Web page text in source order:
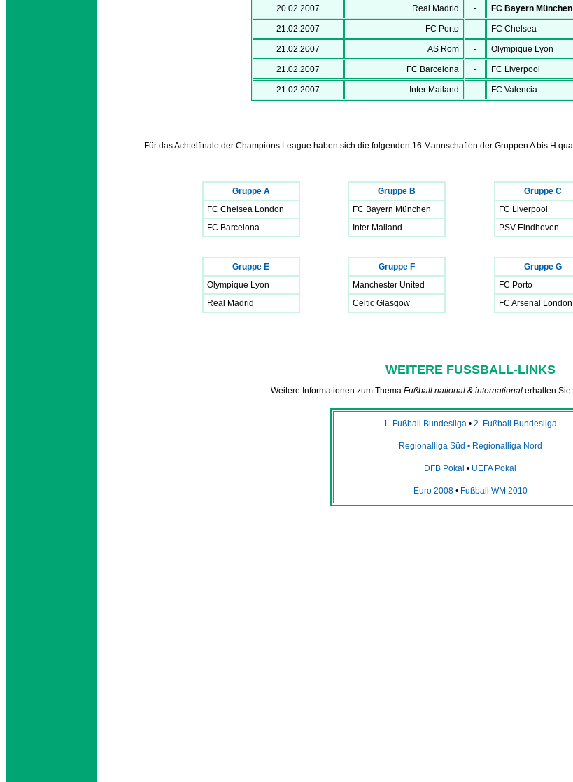
20.02.2007 Real Madrid - FC Bayern München
21.02.2007 FC Porto - FC Chelsea
21.02.2007 AS Rom - Olympique Lyon
21.02.2007 FC Barcelona - FC Liverpool
21.02.2007 Inter Mailand - FC Valencia
Für das Achtelfinale der Champions League haben sich die folgenden 16 Mannschaften der Gruppen A bis H
Gruppe A
FC Chelsea London
FC Barcelona
Gruppe B
FC Bayern München
Inter Mailand
Gruppe C
FC Liverpool
PSV Eindhoven
Gruppe E
Olympique Lyon
Real Madrid
Gruppe F
Manchester United
Celtic Glasgow
Gruppe G
FC Porto
FC Arsenal London
WEITERE FUSSBALL-LINKS
Weitere Informationen zum Thema Fußball national & international erhalten
1. Fußball Bundesliga • 2. Fußball Bundesliga
Regionalliga Süd • Regionalliga Nord
DFB Pokal • UEFA Pokal
Euro 2008• Fußball WM 2010